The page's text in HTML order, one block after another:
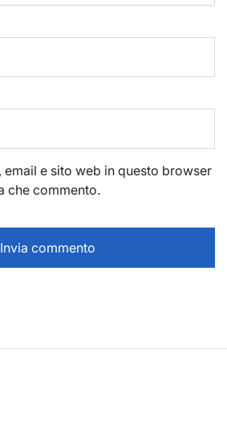
email e sito web in questo browser
che commento.